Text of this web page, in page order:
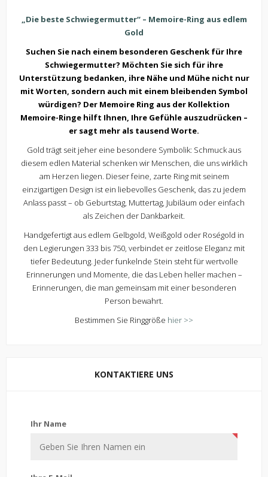
„Die beste Schwiegermutter“ – Memoire-Ring aus edlem
Gold
Suchen Sie nach einem besonderen Geschenk für Ihre
Schwiegermutter? Möchten Sie sich für ihre
Unterstützung bedanken, ihre Nähe und Mühe nicht nur
mit Worten, sondern auch mit einem bleibenden Symbol
würdigen? Der Memoire Ring aus der Kollektion
Memoire-Ringe hilft Ihnen, Ihre Gefühle auszudrücken –
er sagt mehr als tausend Worte.
Gold trägt seit jeher eine besondere Symbolik: Schmuck aus
diesem edlen Material schenken wir Menschen, die uns wirklich
am Herzen liegen. Dieser feine, zarte Ring mit seinem
einzigartigen Design ist ein liebevolles Geschenk, das zu jedem
Anlass passt – ob Geburtstag, Muttertag, Jubiläum oder einfach
als Zeichen der Dankbarkeit.
Handgefertigt aus edlem Gelbgold, Weißgold oder Roségold in
den Legierungen 333 bis 750, verbindet er zeitlose Eleganz mit
tiefer Bedeutung. Jeder funkelnde Stein steht für wertvolle
Erinnerungen und Momente, die das Leben heller machen –
Erinnerungen, die man gemeinsam mit einer besonderen
Person bewahrt.
Bestimmen Sie Ringgröße hier >>
KONTAKTIERE UNS
Ihr Name